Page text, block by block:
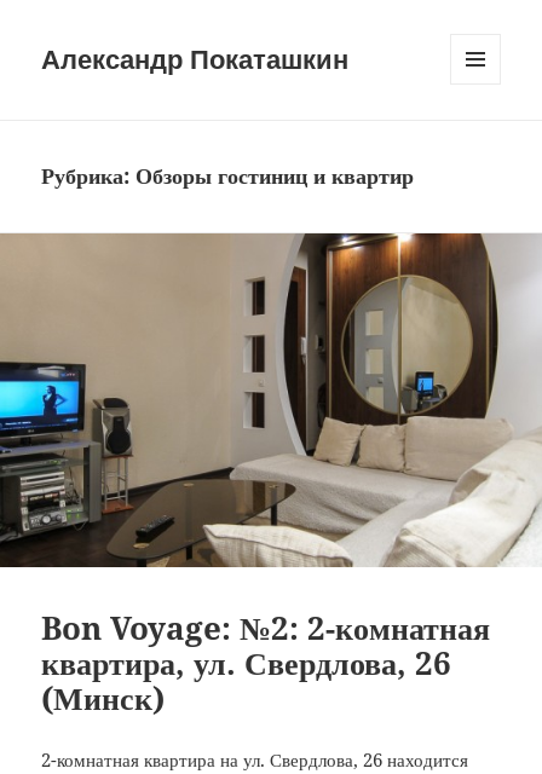
Александр Покаташкин
Рубрика: Обзоры гостиниц и квартир
Bon Voyage: №2: 2-комнатная
квартира, ул. Свердлова, 26
(Минск)
2-комнатная квартира на ул. Свердлова, 26 находится